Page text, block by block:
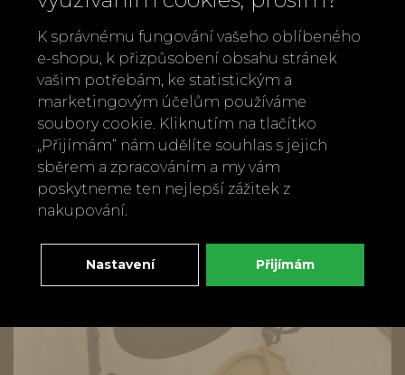
Vyrobeno v Portugalsku
Zpět Doporučit
K správnému fungování vašeho oblíbeného
e-shopu, k přizpůsobení obsahu stránek
vašim potřebám, ke statistickým a
marketingovým účelům používáme
soubory cookie. Kliknutím na tlačítko
„Přijímám“ nám udělíte souhlas s jejich
sběrem a zpracováním a my vám
poskytneme ten nejlepší zážitek z
nakupování.
Nastavení Přijímám